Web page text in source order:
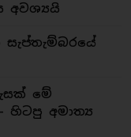
අවශ්‍යයි
මේ
හිටපු අමාත්‍ය